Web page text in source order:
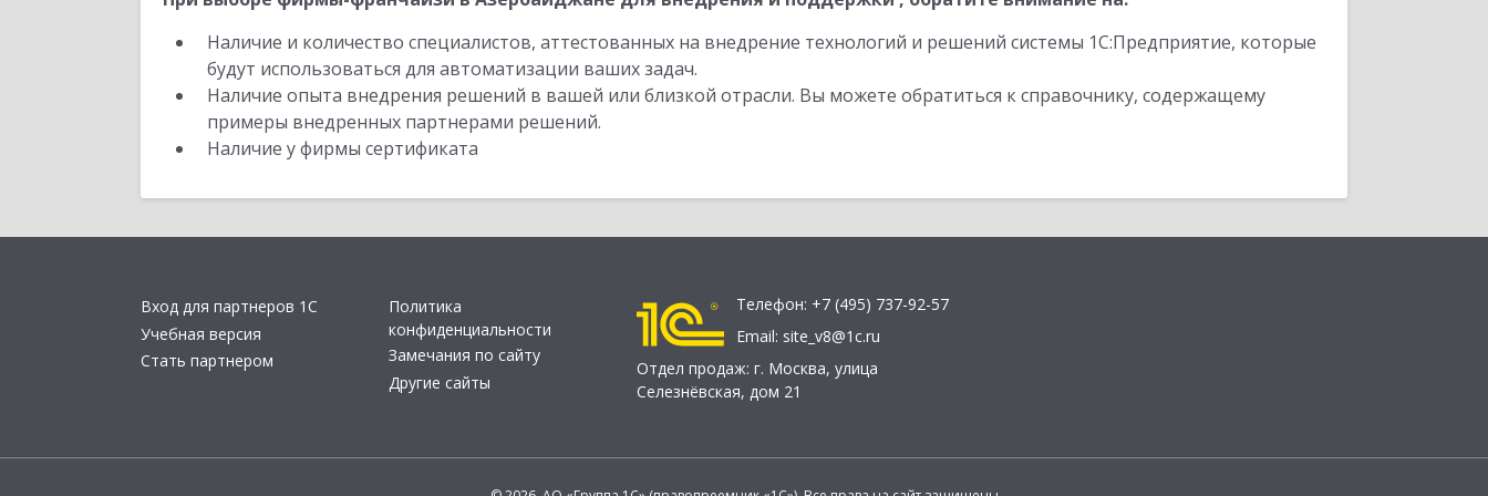
Наличие и количество специалистов, аттестованных на внедрение технологий и решений системы 1С:Предприятие, которые
будут использоваться для автоматизации ваших задач.
Наличие опыта внедрения решений в вашей или близкой отрасли. Вы можете обратиться к справочнику, содержащему
примеры внедренных партнерами решений.
Наличие у фирмы сертификата
Вход для партнеров 1С
Учебная версия
Стать партнером
Политика
конфиденциальности
Замечания по сайту
Другие сайты
Телефон: +7 (495) 737-92-57
Email: site_v8@1c.ru
Отдел продаж: г. Москва, улица
Селезнёвская, дом 21